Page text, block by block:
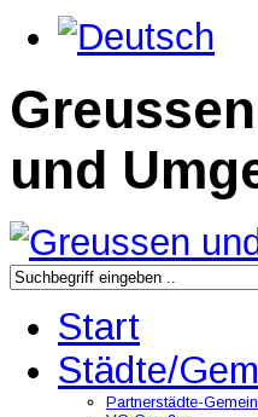
und
Start
Städte/
Partnerstädte-